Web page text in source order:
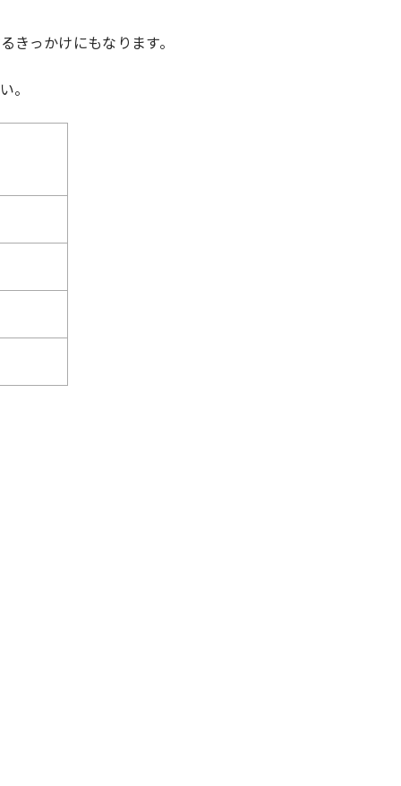
っかけにもなります。
。